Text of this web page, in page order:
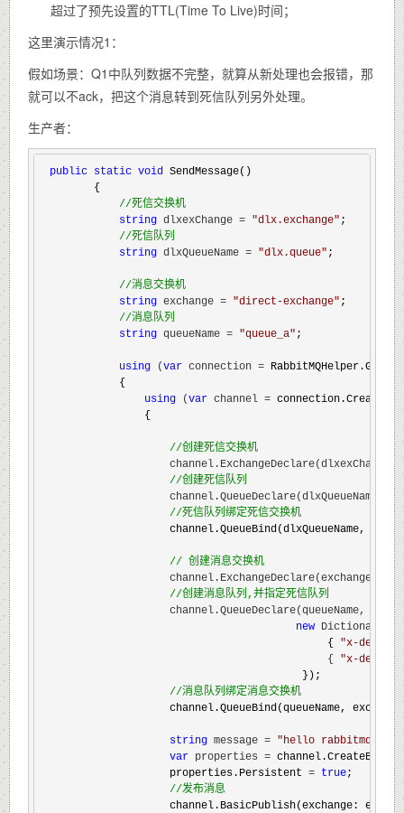
超过了预先设置的TTL(Time To Live)时间；
这里演示情况1：
假如场景：Q1中队列数据不完整，就算从新处理也会报错，那
就可以不ack，把这个消息转到死信队列另外处理。
生产者：
public static void SendMessage()
        {
//死信交换机
string dlxexChange = "dlx.exchange" ;
//死信队列
string dlxQueueName = "dlx.queue" ;
//消息交换机
string exchange = "direct-exchange" ;
//消息队列
string queueName = "queue_a" ;
using (var connection =
            {
using (var channel =
                {
//创建死信交换机
//创建死信队列
channel.QueueDeclare(dlxQueueName,
//死信队列绑定死信交换机
channel.QueueBind(dlxQueueName,
// 创建消息交换机
channel.ExchangeDeclare(exchange,
//创建消息队列,并指定死信队列
channel.QueueDeclare(queueName,
new Dictionary<
                                             {
"x-dead-
                                             {
"x-dead-
                                         });
//消息队列绑定消息交换机
channel.QueueBind(queueName,
string message = "hello rabbitmq
var properties =
                    properties.Persistent
= true;
//发布消息
channel.BasicPublish(exchange: